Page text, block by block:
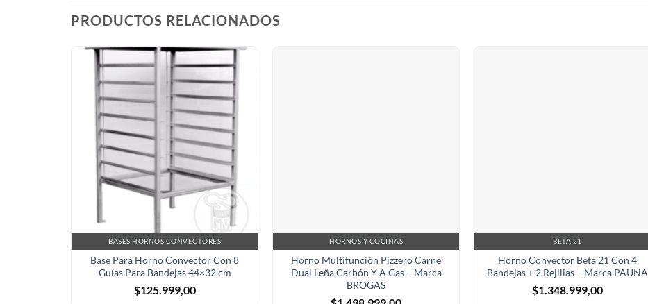
PRODUCTOS RELACIONADOS
BASES HORNOS CONVECTORES
Base Para Horno Convector Con 8
Guías Para Bandejas 44×32 cm
$125.999,00
HORNOS Y COCINAS
Horno Multifunción Pizzero Carne
Dual Leña Carbón Y A Gas – Marca
BROGAS
BETA 21
Horno Convector Beta 21 Con 4
Bandejas + 2 Rejillas – Marca PAUNA
$1.348.999,00